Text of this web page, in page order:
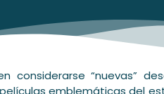
considerarse “nuevas”
emblemáticas del